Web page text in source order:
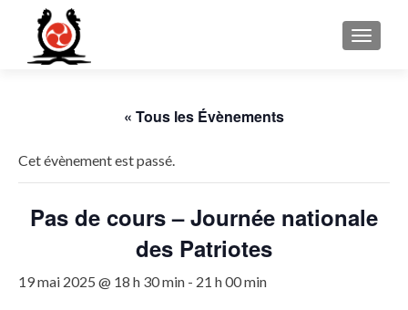
MENU
« Tous les Évènements
Cet évènement est passé.
Pas de cours – Journée nationale
des Patriotes
19 mai 2025 @ 18 h 30 min - 21 h 00 min